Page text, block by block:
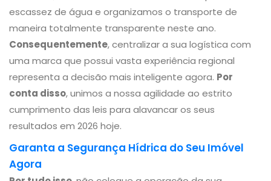
escassez de água e organizamos o transporte de
maneira totalmente transparente neste ano.
Consequentemente, centralizar a sua logística com
uma marca que possui vasta experiência regional
representa a decisão mais inteligente agora. Por
conta disso, unimos a nossa agilidade ao estrito
cumprimento das leis para alavancar os seus
resultados em 2026 hoje.
Garanta a Segurança Hídrica do Seu Imóvel
Agora